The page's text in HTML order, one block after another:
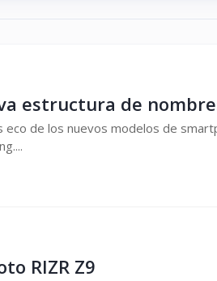
estructura de
eco de los nuevos modelos de
RIZR Z9